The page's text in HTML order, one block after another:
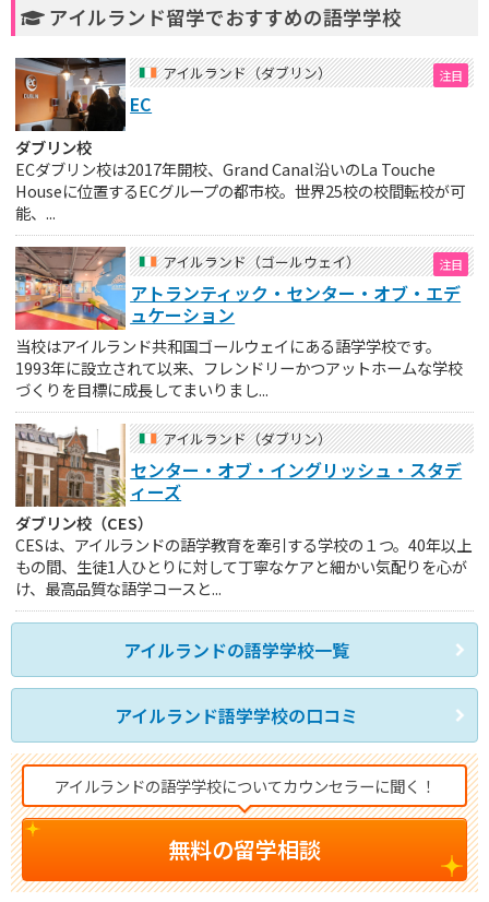
アイルランド留学でおすすめの語学学校
アイルランド（ダブリン）
EC
ダブリン校
ECダブリン校は2017年開校、Grand Canal沿いのLa Touche
Houseに位置するECグループの都市校。世界25校の校間転校が可
能、...
アイルランド（ゴールウェイ）
アトランティック・センター・オブ・エデ
ュケーション
当校はアイルランド共和国ゴールウェイにある語学学校です。
1993年に設立されて以来、フレンドリーかつアットホームな学校
づくりを目標に成長してまいりまし...
アイルランド（ダブリン）
センター・オブ・イングリッシュ・スタデ
ィーズ
ダブリン校（CES）
CESは、アイルランドの語学教育を牽引する学校の１つ。40年以上
もの間、生徒1人ひとりに対して丁寧なケアと細かい気配りを心が
け、最高品質な語学コースと...
アイルランドの語学学校一覧
アイルランド語学学校の口コミ
アイルランドの語学学校についてカウンセラーに聞く！
無料の留学相談